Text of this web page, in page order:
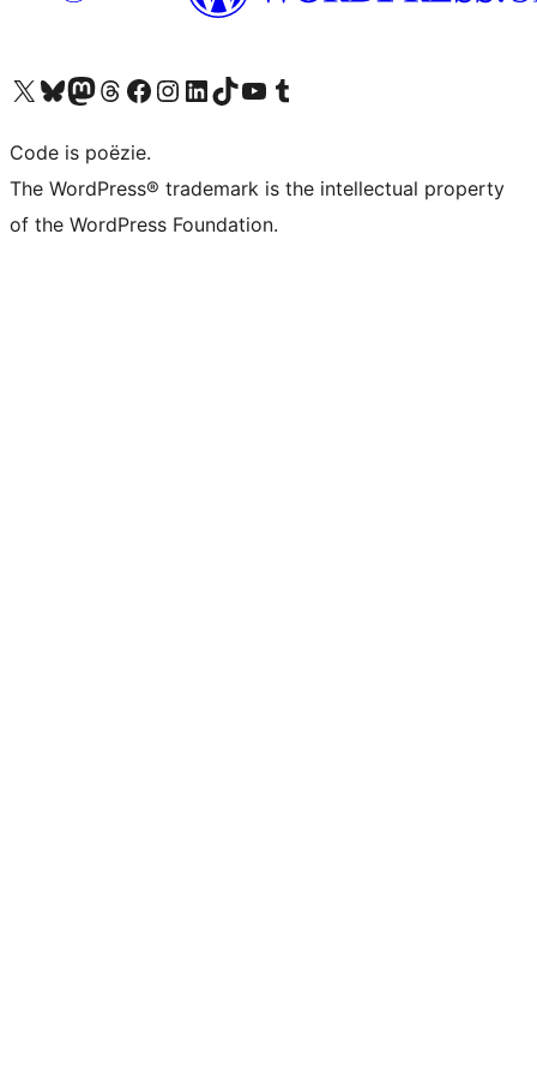
Bezoek ons X (voorheen Twitter) account
Bezoek ons Bluesky account
Bezoek ons Mastodon account
Bezoek ons Threads account
Onze Facebook pagina bezoeken
Bezoek ons Instagram account
Bezoek ons LinkedIn account
Bezoek ons TikTok account
Bezoek ons YouTube kanaalBezoek ons Tumblr account
Code is poëzie.
The WordPress® trademark is the intellectual property
of the WordPress Foundation.